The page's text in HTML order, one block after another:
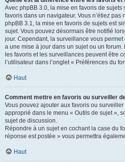
Avec phpBB 3.0, la mise en favoris de sujets
favoris dans un navigateur. Vous n’étiez pas
phpBB 3.1, la mise en favoris de sujets est
sujet. Vous pouvez désormais être notifié
jour. Cependant, la surveillance vous permet
a une mise à jour dans un sujet ou un
les favoris et les surveillances peuvent être
l’utilisateur dans l’onglet « Préférences du
Haut
Comment mettre en favoris ou surveiller
Vous pouvez ajouter aux favoris ou
approprié dans le menu « Outils de sujet »,
sujet de discussion.
Répondre à un sujet en cochant la case du
réponse est postée » vous permettra
Haut